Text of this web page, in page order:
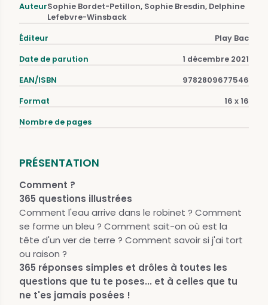
AuteurSophie Bordet-Petillon, Sophie Bresdin, Delphine
Lefebvre-Winsback
Éditeur Play Bac
Date de parution 1 décembre 2021
EAN/ISBN 9782809677546
Format 16 x 16
Nombre de pages
PRÉSENTATION
Comment ?
365 questions illustrées
Comment l'eau arrive dans le robinet ? Comment
se forme un bleu ? Comment sait-on où est la
tête d'un ver de terre ? Comment savoir si j'ai tort
ou raison ?
365 réponses simples et drôles à toutes les
questions que tu te poses... et à celles que tu
ne t'es jamais posées !